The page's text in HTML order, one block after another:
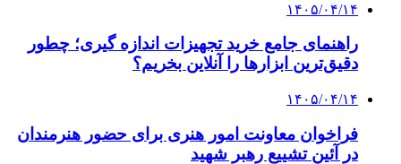
۱۴۰۵/۰۴/۱۴
راهنمای جامع خرید تجهیزات اندازه گیری؛ چطور
دقیق‌ترین ابزارها را آنلاین بخریم؟
۱۴۰۵/۰۴/۱۴
فراخوان معاونت امور هنری برای حضور هنرمندان
در آئین تشییع رهبر شهید